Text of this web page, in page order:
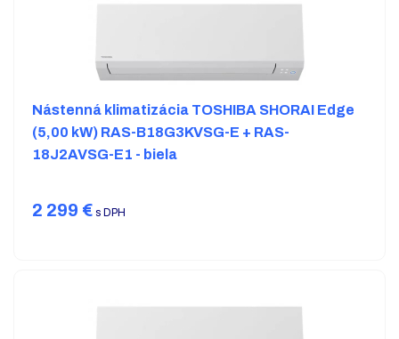
Nástenná klimatizácia TOSHIBA SHORAI Edge
(5,00 kW) RAS-B18G3KVSG-E + RAS-
18J2AVSG-E1 - biela
2 299 € s DPH